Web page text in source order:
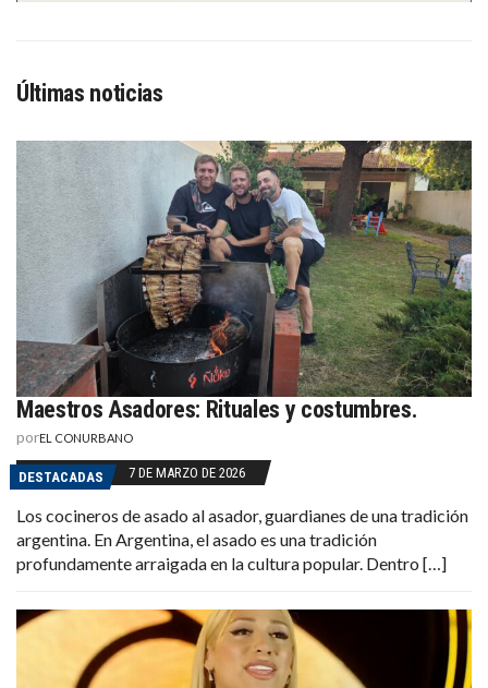
Últimas noticias
Maestros Asadores: Rituales y costumbres.
porEL CONURBANO
DESTACADAS 7 DE MARZO DE 2026
Los cocineros de asado al asador, guardianes de una tradición
argentina. En Argentina, el asado es una tradición
profundamente arraigada en la cultura popular. Dentro […]